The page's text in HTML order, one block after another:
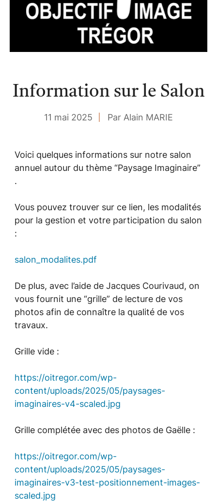
Information sur le Salon
11 mai 2025 Par Alain MARIE
Voici quelques informations sur notre salon
annuel autour du thème “Paysage Imaginaire”
.
Vous pouvez trouver sur ce lien, les modalités
pour la gestion et votre participation du salon
:
salon_modalites.pdf
De plus, avec l’aide de Jacques Courivaud, on
vous fournit une “grille” de lecture de vos
photos afin de connaître la qualité de vos
travaux.
Grille vide :
https://oitregor.com/wp-
content/uploads/2025/05/paysages-
imaginaires-v4-scaled.jpg
Grille complétée avec des photos de Gaëlle :
https://oitregor.com/wp-
content/uploads/2025/05/paysages-
imaginaires-v3-test-positionnement-images-
scaled.jpg